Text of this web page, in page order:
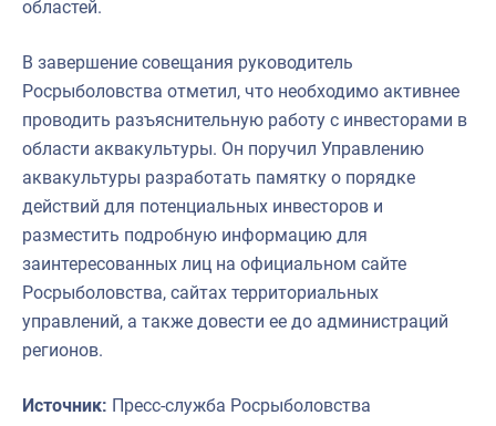
областей.
В завершение совещания руководитель
Росрыболовства отметил, что необходимо активнее
проводить разъяснительную работу с инвесторами в
области аквакультуры. Он поручил Управлению
аквакультуры разработать памятку о порядке
действий для потенциальных инвесторов и
разместить подробную информацию для
заинтересованных лиц на официальном сайте
Росрыболовства, сайтах территориальных
управлений, а также довести ее до администраций
регионов.
Источник: Пресс-служба Росрыболовства